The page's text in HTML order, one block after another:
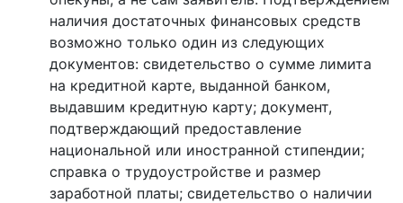
наличия достаточных финансовых средств
возможно только один из следующих
документов: свидетельство о сумме лимита
на кредитной карте, выданной банком,
выдавшим кредитную карту; документ,
подтверждающий предоставление
национальной или иностранной стипендии;
справка о трудоустройстве и размер
заработной платы; свидетельство о наличии